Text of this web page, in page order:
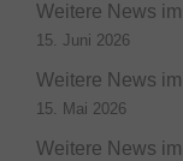
Weitere News
15. Juni 2026
Weitere News
15. Mai 2026
Weitere News im